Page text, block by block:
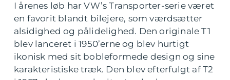
I årenes løb har VW’s Transporter-serie været
en favorit blandt bilejere, som værdsætter
alsidighed og pålidelighed. Den originale T1
blev lanceret i 1950’erne og blev hurtigt
ikonisk med sit bobleformede design og sine
karakteristiske træk. Den blev efterfulgt af T2